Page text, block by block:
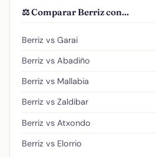
⚖️ Comparar Berriz con...
Berriz vs Garai
Berriz vs Abadiño
Berriz vs Mallabia
Berriz vs Zaldibar
Berriz vs Atxondo
Berriz vs Elorrio